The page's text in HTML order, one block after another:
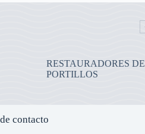
RESTAURADORES DE
PORTILLOS
contacto